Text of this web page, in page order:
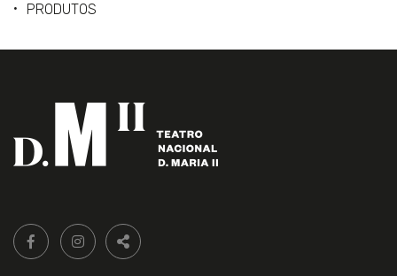
PRODUTOS
Siga-
nos:
FACEBOOK LIVRARIA DO TEATRO ONLINE.
INSTAGRAM LIVRARIA DO TEATRO ONLINE.
PARTILHAR